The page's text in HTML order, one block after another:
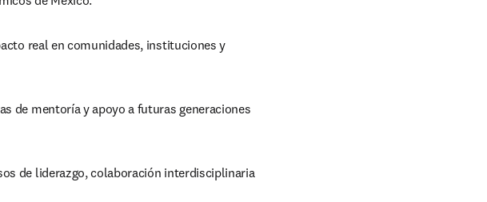
real en comunidades, instituciones y
de mentoría y apoyo a futuras generaciones
de liderazgo, colaboración interdisciplinaria